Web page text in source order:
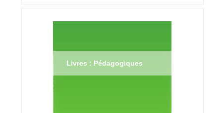
Livres : Pédagogiques